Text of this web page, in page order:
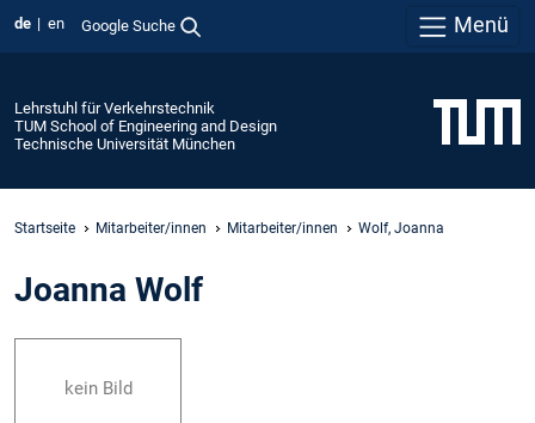
de en Google Suche Menü
Lehrstuhl für Verkehrstechnik
TUM School of Engineering and Design
Technische Universität München
Startseite Mitarbeiter/innen Mitarbeiter/innen Wolf, Joanna
Joanna Wolf
kein Bild